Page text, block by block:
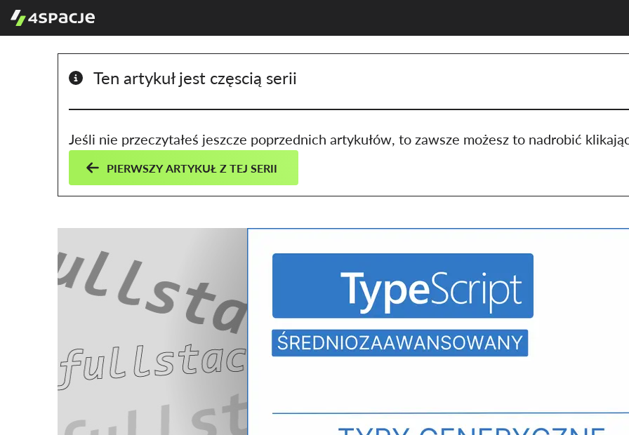
Ten artykuł jest częscią serii
Jeśli nie przeczytałeś jeszcze poprzednich artykułów, to zawsze możesz to nadrobić
PIERWSZY ARTYKUŁ Z TEJ SERII